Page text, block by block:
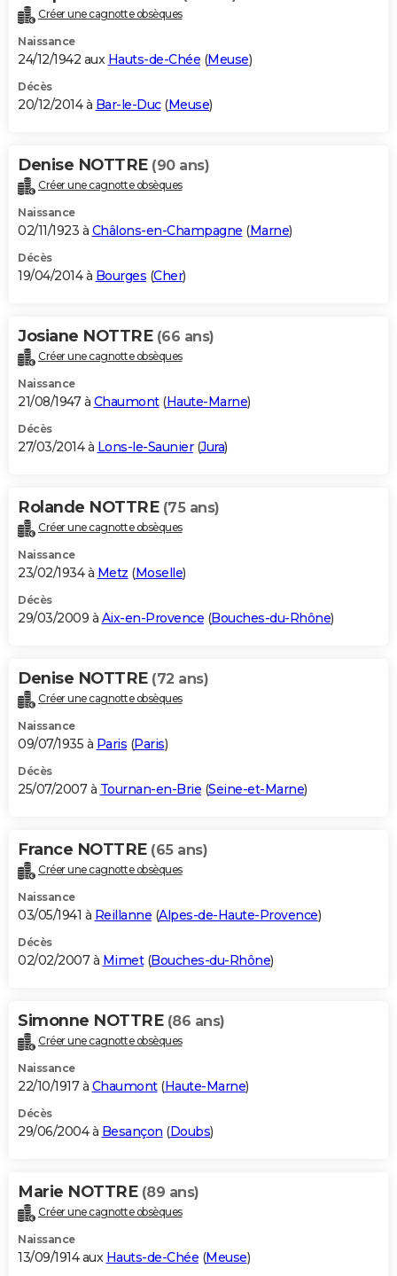
Créer une cagnotte obsèques
Naissance
24/12/1942 aux Hauts-de-Chée (Meuse)
Décès
20/12/2014 à Bar-le-Duc(Meuse)
Denise NOTTRE (90 ans)
Créer une cagnotte obsèques
Naissance
02/11/1923 à Châlons-en-Champagne (Marne)
Décès
19/04/2014 à Bourges (Cher)
Josiane NOTTRE (66 ans)
Créer une cagnotte obsèques
Naissance
21/08/1947 à Chaumont(Haute-Marne)
Décès
27/03/2014 à Lons-le-Saunier(Jura)
Rolande NOTTRE (75 ans)
Créer une cagnotte obsèques
Naissance
23/02/1934 à Metz (Moselle)
Décès
29/03/2009 à Aix-en-Provence (Bouches-du-Rhône)
Denise NOTTRE (72 ans)
Créer une cagnotte obsèques
Naissance
09/07/1935 à Paris (Paris)
Décès
25/07/2007 à Tournan-en-Brie (Seine-et-Marne)
France NOTTRE (65 ans)
Créer une cagnotte obsèques
Naissance
03/05/1941 à Reillanne (Alpes-de-Haute-Provence)
Décès
02/02/2007 à Mimet(Bouches-du-Rhône)
Simonne NOTTRE (86 ans)
Créer une cagnotte obsèques
Naissance
22/10/1917 à Chaumont(Haute-Marne)
Décès
29/06/2004 à Besançon (Doubs)
Marie NOTTRE (89 ans)
Créer une cagnotte obsèques
Naissance
13/09/1914 aux Hauts-de-Chée (Meuse)